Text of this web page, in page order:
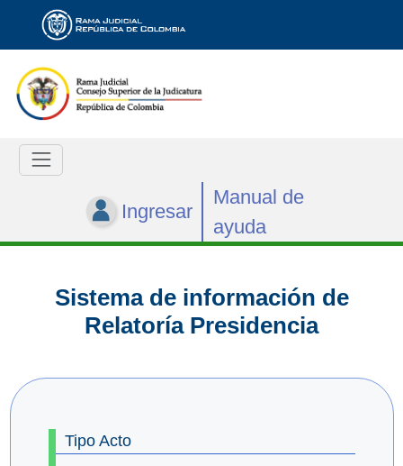
Ingresar
Manual de
ayuda
Sistema de información de
Relatoría Presidencia
Tipo Acto